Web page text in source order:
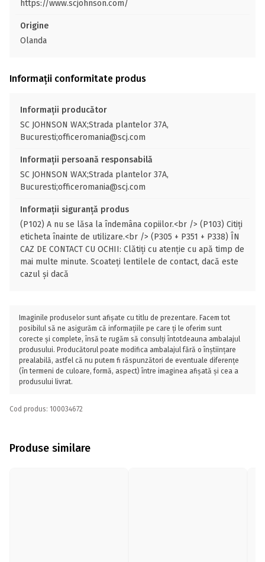
https://www.scjohnson.com/
Origine
Olanda
Informații conformitate produs
Informații producător
SC JOHNSON WAX;Strada plantelor 37A,
Bucuresti;officeromania@scj.com
Informații persoană responsabilă
SC JOHNSON WAX;Strada plantelor 37A,
Bucuresti;officeromania@scj.com
Informații siguranță produs
(P102) A nu se lăsa la îndemâna copiilor.<br /> (P103) Citiţi
eticheta înainte de utilizare.<br /> (P305 + P351 + P338) ÎN
CAZ DE CONTACT CU OCHII: Clătiți cu atenție cu apă timp de
mai multe minute. Scoateți lentilele de contact, dacă este
cazul și dacă
Imaginile produselor sunt afișate cu titlu de prezentare. Facem tot
posibilul să ne asigurăm că informațiile pe care ți le oferim sunt
corecte și complete, însă te rugăm să consulți întotdeauna ambalajul
produsului. Producătorul poate modifica ambalajul fără o înștiințare
prealabilă, astfel că nu putem fi răspunzători de eventuale diferențe
(în termeni de culoare, formă, aspect) între imaginea afișată și cea a
produsului livrat.
Cod produs: 100034672
Produse similare